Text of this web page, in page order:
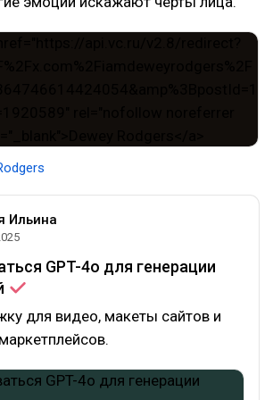
Ильина
GPT-4o для генерации
для видео, макеты сайтов и